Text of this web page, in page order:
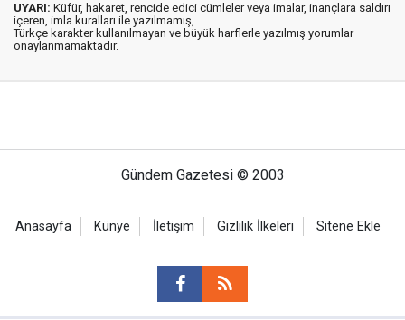
UYARI: Küfür, hakaret, rencide edici cümleler veya imalar, inançlara saldırı
içeren, imla kuralları ile yazılmamış,
Türkçe karakter kullanılmayan ve büyük harflerle yazılmış yorumlar
onaylanmamaktadır.
Gündem Gazetesi © 2003
Anasayfa Künye İletişim Gizlilik İlkeleri Sitene Ekle